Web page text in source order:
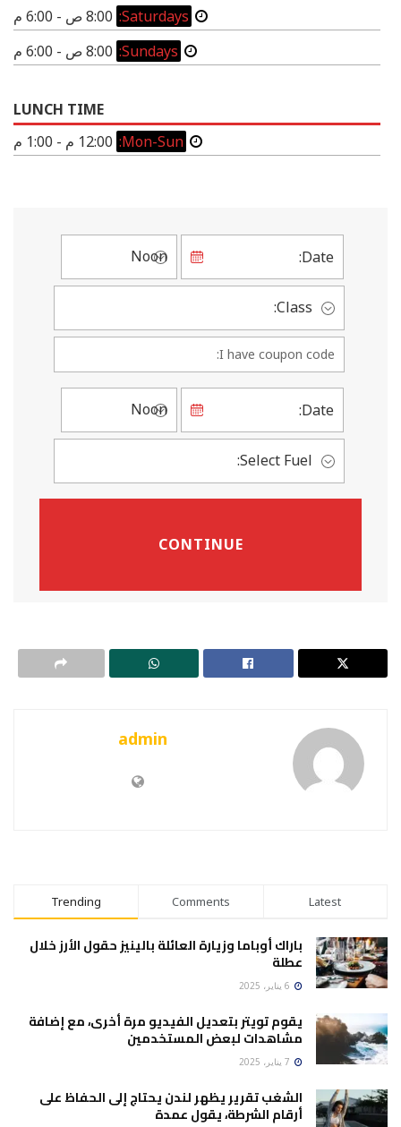
Saturdays:
Sundays:
LUNCH TIME
Mon-Sun:
admin
Trending Comments Latest
باراك أوباما وزيارة العائلة بالينيز حقول الأرز خلال
عطلة
يقوم تويتر بتعديل الفيديو مرة أخرى، مع إضافة
مشاهدات لبعض المستخدمين
الشغب تقرير يظهر لندن يحتاج إلى الحفاظ على
أرقام الشرطة، يقول عمدة